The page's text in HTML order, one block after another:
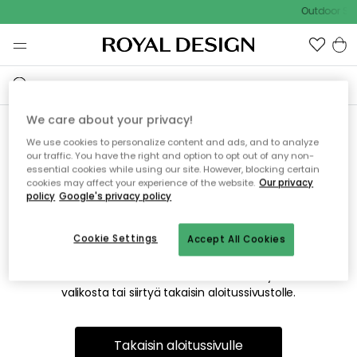
Outdoor
Emme valitettavasti löydä
etsimääsi sivua
Tämä voi johtua siitä, että sivua ei enää ole tai siitä, että se
on siirretty muualle. Pahoittelemme tästä mahdollisesti
valikosta tai siirtyä takaisin aloitussivustolle.
Takaisin aloitussivulle
We care about your privacy!
We use cookies to personalize content and ads, and to analyze
our traffic. You have the right and option to opt out of any non-
essential cookies while using our site. However, blocking certain
cookies may affect your experience of the website. Our privacy
policy Google's privacy policy
Accept All Cookies
Cookie Settings